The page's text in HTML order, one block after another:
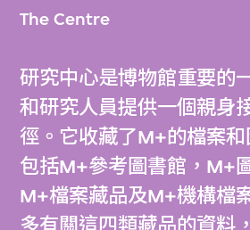
The Centre
研究中心是博物館重要的
和研究人員提供一個親身
徑。它收藏了M+的檔案和
包括M+參考圖書館，M+
M+檔案藏品及M+機構檔